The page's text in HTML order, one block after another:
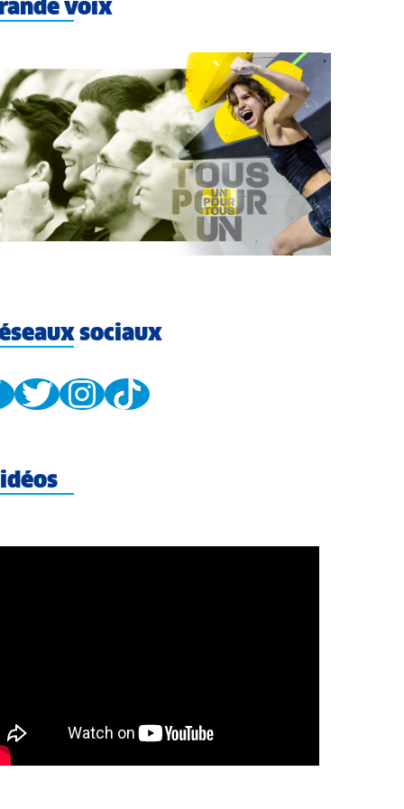
voix
sociaux